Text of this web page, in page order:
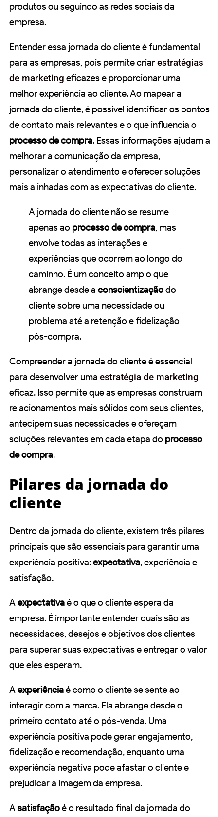
produtos ou seguindo as redes sociais da
empresa.
Entender essa jornada do cliente é fundamental
para as empresas, pois permite criarestratégias
de marketing eficazes e proporcionar uma
melhor experiência ao cliente. Ao mapear a
jornada do cliente, é possível identificar os pontos
de contato mais relevantes e o que influencia o
processo de compra. Essas informações ajudam a
melhorar a comunicação da empresa,
personalizar o atendimento e oferecer soluções
mais alinhadas com as expectativas do cliente.
A jornada do cliente não se resume
apenas ao processo de compra, mas
envolve todas as interações e
experiências que ocorrem ao longo do
caminho. É um conceito amplo que
abrange desde a conscientizaçãodo
cliente sobre uma necessidade ou
problema até a retenção e fidelização
pós-compra.
Compreender a jornada do cliente é essencial
para desenvolver uma estratégia de marketing
eficaz. Isso permite que as empresas construam
relacionamentos mais sólidos com seus clientes,
antecipem suas necessidades e ofereçam
soluções relevantes em cada etapa do processo
de compra.
Pilares da jornada do
cliente
Dentro da jornada do cliente, existem três pilares
principais que são essenciais para garantir uma
experiência positiva:expectativa, experiência e
satisfação.
Aexpectativaé o que o cliente espera da
empresa. É importante entender quais são as
necessidades, desejos e objetivos dos clientes
para superar suas expectativas e entregar o valor
que eles esperam.
Aexperiênciaé como o cliente se sente ao
interagir com a marca. Ela abrange desde o
primeiro contato até o pós-venda. Uma
experiência positiva pode gerar engajamento,
fidelização e recomendação, enquanto uma
experiência negativa pode afastar o cliente e
prejudicar a imagem da empresa.
Asatisfaçãoé o resultado final da jornada do